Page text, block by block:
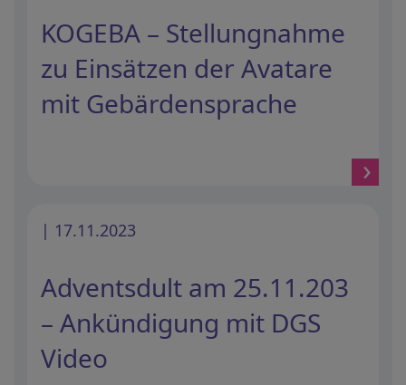
KOGEBA – Stellungnahme
zu Einsätzen der Avatare
mit Gebärdensprache
| 17.11.2023
Adventsdult am 25.11.203
– Ankündigung mit DGS
Video